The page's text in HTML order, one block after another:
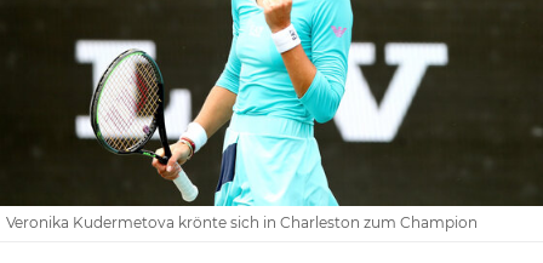
Veronika Kudermetova krönte sich in Charleston zum Champion